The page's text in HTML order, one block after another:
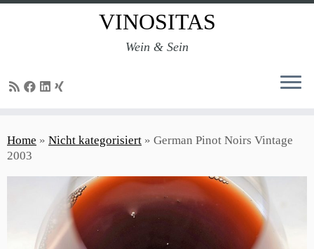
to
content
VINOSITAS
Wein & Sein
Home » Nicht kategorisiert » German Pinot Noirs Vintage
2003